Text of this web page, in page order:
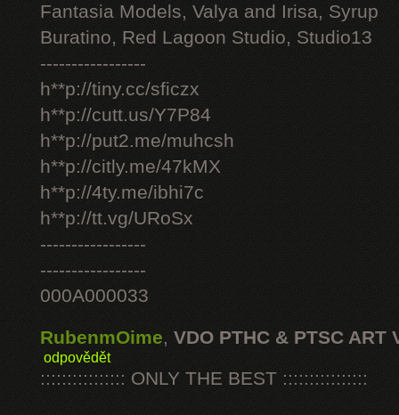
Fantasia Models, Valya and Irisa, Syrup
Buratino, Red Lagoon Studio, Studio13
-----------------
h**p://tiny.cc/sficzx
h**p://cutt.us/Y7P84
h**p://put2.me/muhcsh
h**p://citly.me/47kMX
h**p://4ty.me/ibhi7c
h**p://tt.vg/URoSx
-----------------
-----------------
000A000033
RubenmOime, VDO PTHC & PTSC ART
odpovědět
:::::::::::::::: ONLY THE BEST ::::::::::::::::